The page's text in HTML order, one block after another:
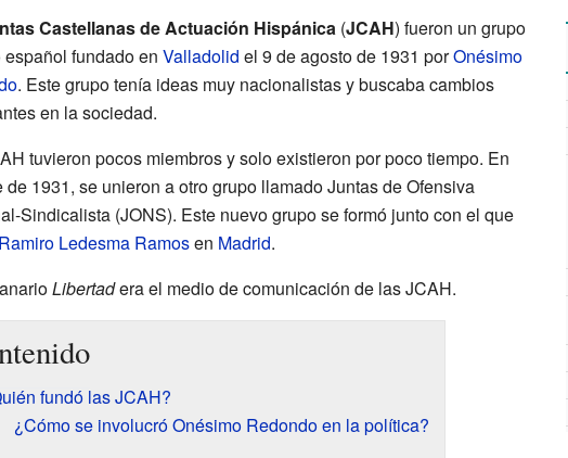
Castellanas de Actuación Hispánica(JCAH) fueron un grupo
fundado en Valladolid el 9 de agosto de 1931 porOnésimo
. Este grupo tenía ideas muy nacionalistas y buscaba cambios
en la sociedad.
tuvieron pocos miembros y solo existieron por poco tiempo. En
de 1931, se unieron a otro grupo llamado Juntas de Ofensiva
Sindicalista (JONS). Este nuevo grupo se formó junto con el que
Ramiro Ledesma Ramosen Madrid.
Libertadera el medio de comunicación de las JCAH.
fundó las JCAH?
¿Cómo se involucró Onésimo Redondo en la política?